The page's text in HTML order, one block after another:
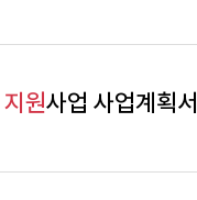
지원사업 사업계획